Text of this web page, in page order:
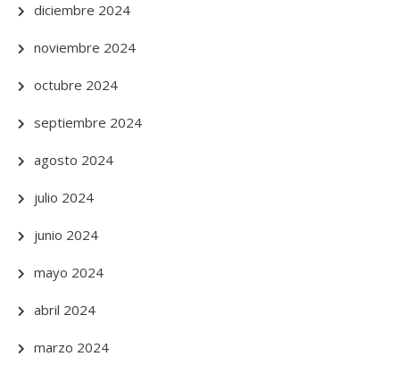
diciembre 2024
noviembre 2024
octubre 2024
septiembre 2024
agosto 2024
julio 2024
junio 2024
mayo 2024
abril 2024
marzo 2024